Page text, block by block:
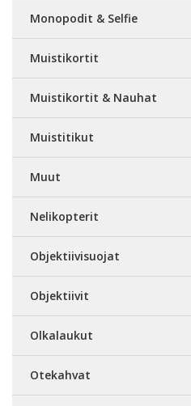
Monopodit & Selfie
Muistikortit
Muistikortit & Nauhat
Muistitikut
Muut
Nelikopterit
Objektiivisuojat
Objektiivit
Olkalaukut
Otekahvat